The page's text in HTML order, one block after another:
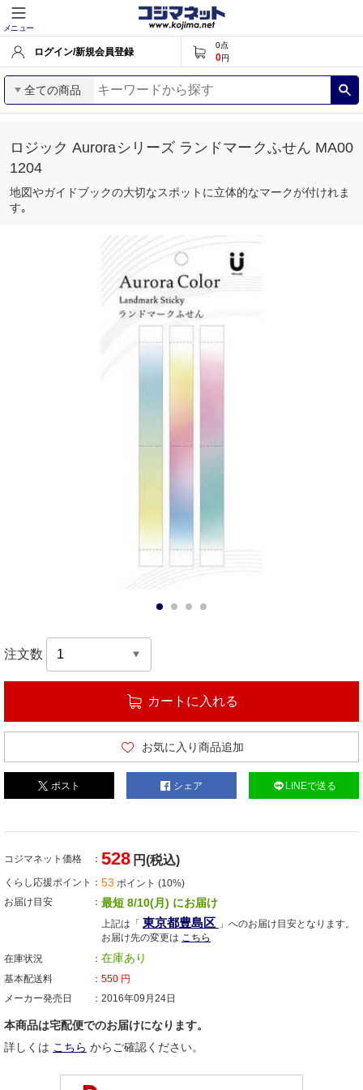
メニュー
ログイン/新規会員登録
0点
0円
全ての商品
ロジック Auroraシリーズ ランドマークふせん MA00
1204
地図やガイドブックの大切なスポットに立体的なマークが付けれま
す｡
注文数
カートに入れる
お気に入り商品追加
ポスト シェア LINEで送る
コジマネット価格 528 円(税込)
くらし応援ポイント 53 ポイント (10%)
お届け目安
最短 8/10(月) にお届け
上記は「 東京都豊島区 」へのお届け目安となります。
お届け先の変更は こちら
在庫状況
在庫あり
基本配送料 550 円
メーカー発売日
2016年09月24日
本商品は宅配便でのお届けになります。
詳しくは こちら からご確認ください。